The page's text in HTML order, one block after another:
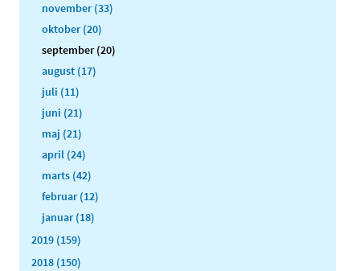
november (33)
oktober (20)
september (20)
august (17)
juli (11)
juni (21)
maj (21)
april (24)
marts (42)
februar (12)
januar (18)
2019 (159)
2018 (150)